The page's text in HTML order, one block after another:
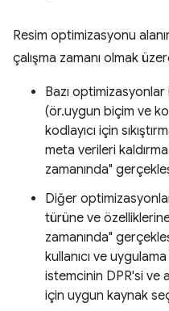
Resim optimizasyonu
çalışma zamanı olmak
Bazı
(ör.uygun biçim ve
kodlayıcı için
meta verileri
zamanında"
Diğer
türüne ve
zamanında"
kullanıcı ve
istemcinin DPR'si ve
için uygun kaynak